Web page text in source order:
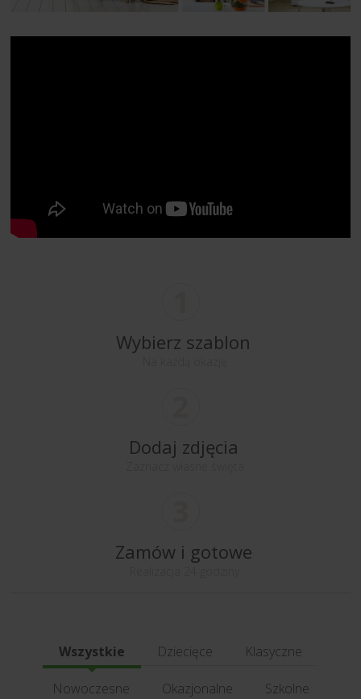
Wybierz szablon
Dodaj zdjęcia
Zamów i gotowe
Wszystkie Dziecięce Klasyczne
Nowoczesne Okazjonalne Szkolne